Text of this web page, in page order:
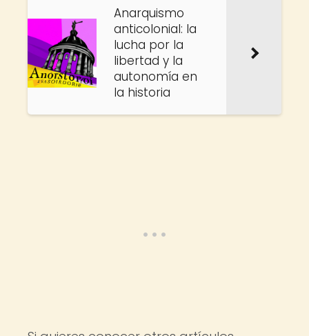
Anarquismo
anticolonial: la
lucha por la
libertad y la
autonomía en
la historia